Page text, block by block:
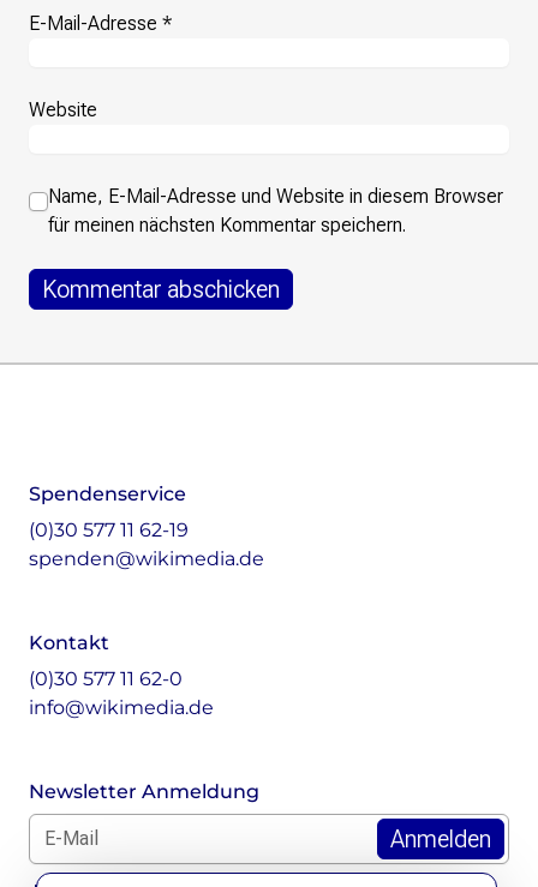
E-Mail-Adresse *
Website
Name, E-Mail-Adresse und Website in diesem Browser
für meinen nächsten Kommentar speichern.
Spendenservice
(0)30 577 11 62-19
spenden@wikimedia.de
Kontakt
(0)30 577 11 62-0
info@wikimedia.de
Newsletter Anmeldung
E-Mail für Newsletter *